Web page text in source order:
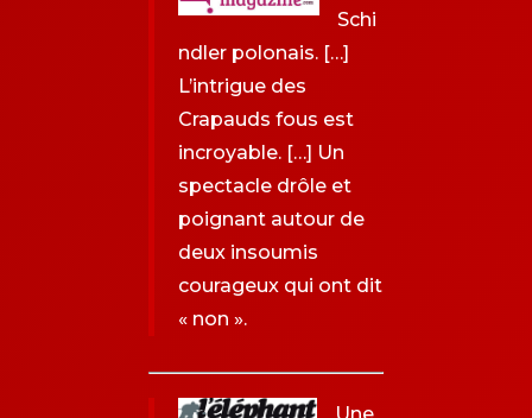
Schi
ndler polonais. […]
L’intrigue des
Crapauds fous est
incroyable. […] Un
spectacle drôle et
poignant autour de
deux insoumis
courageux qui ont dit
« non ».